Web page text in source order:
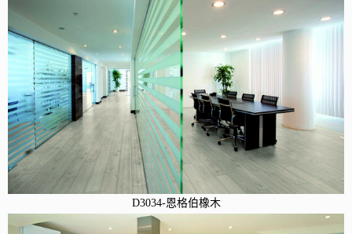
D3034-恩格伯橡木